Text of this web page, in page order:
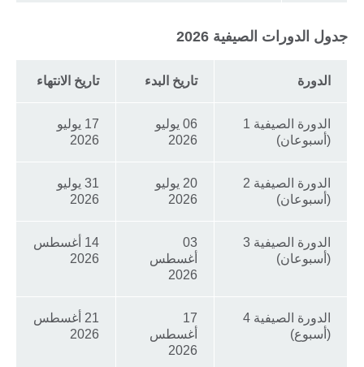
جدول الدورات الصيفية 2026
الدورة تاريخ البدء تاريخ الانتهاء
الدورة الصيفية 1
(أسبوعان)
06 يوليو
2026
17 يوليو
2026
الدورة الصيفية 2
(أسبوعان)
20 يوليو
2026
31 يوليو
2026
الدورة الصيفية 3
(أسبوعان)
03
أغسطس
2026
14 أغسطس
2026
الدورة الصيفية 4
(أسبوع)
17
أغسطس
2026
21 أغسطس
2026